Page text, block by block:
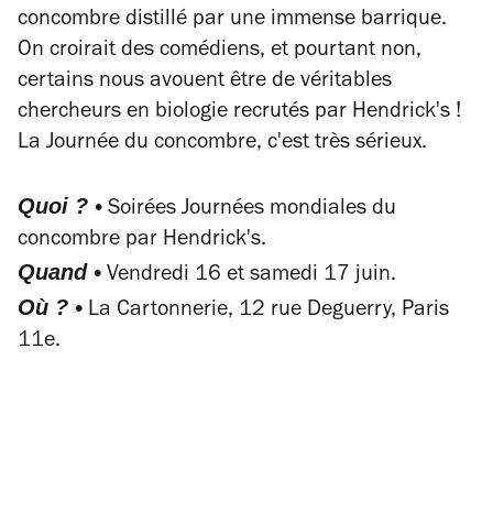
concombre distillé par une immense barrique.
On croirait des comédiens, et pourtant non,
certains nous avouent être de véritables
chercheurs en biologie recrutés par Hendrick's !
La Journée du concombre, c'est très sérieux.
Quoi ? • Soirées Journées mondiales du
concombre par Hendrick's.
Quand • Vendredi 16 et samedi 17 juin.
Où ? • La Cartonnerie, 12 rue Deguerry, Paris
11e.